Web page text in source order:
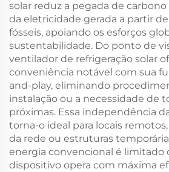
solar reduz a pegada de
da eletricidade gerada a partir
fósseis, apoiando os esforços
sustentabilidade. Do ponto de
ventilador de refrigeração solar
conveniência notável com sua
and-play, eliminando
instalação ou a necessidade de
próximas. Essa independência
torna-o ideal para locais
da rede ou estruturas
energia convencional é limitado
dispositivo opera com máxima